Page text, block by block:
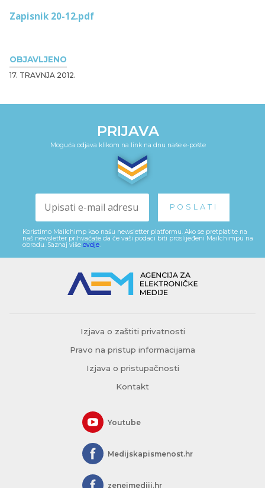
OBJAVLJENO
17. TRAVNJA 2012.
Zapisnik 20-12.pdf
PRIJAVA
Moguća odjava klikom na link na dnu naše e-pošte
Koristimo Mailchimp kao našu newsletter platformu. Ako se pretplatite na
naš newsletter prihvaćate da će vaši podaci biti proslijeđeni Mailchimpu na
obradu. Saznaj više ovdje
Izjava o zaštiti privatnosti
Pravo na pristup informacijama
Izjava o pristupačnosti
Kontakt
Youtube
Medijskapismenost.hr
zeneimediji.hr